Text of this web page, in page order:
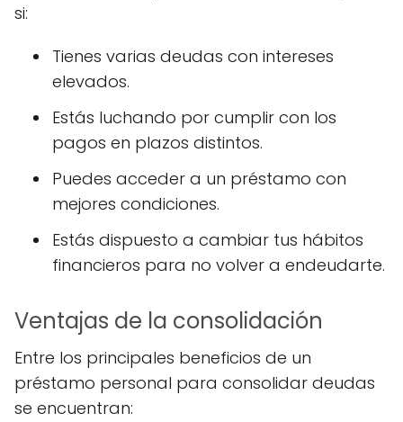
si:
Tienes varias deudas con intereses
elevados.
Estás luchando por cumplir con los
pagos en plazos distintos.
Puedes acceder a un préstamo con
mejores condiciones.
Estás dispuesto a cambiar tus hábitos
financieros para no volver a endeudarte.
Ventajas de la consolidación
Entre los principales beneficios de un
préstamo personal para consolidar deudas
se encuentran: